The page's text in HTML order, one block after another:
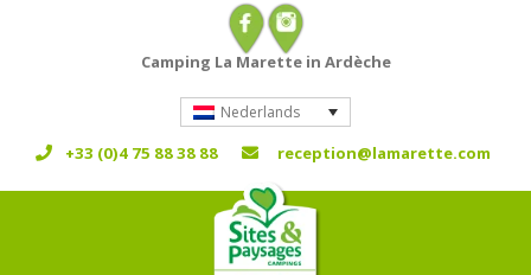
Camping La Marette in Ardèche
Nederlands
+33 (0)4 75 88 38 88 reception@lamarette.com